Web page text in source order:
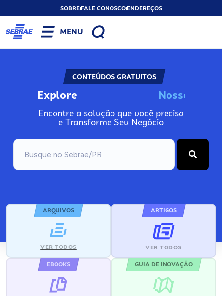
SOBREFALE CONOSCOENDEREÇOS
MENU
CONTEÚDOS GRATUITOS
Explore Nos
N
Encontre a solução que você precisa
e Transforme Seu Negócio
ARQUIVOS
VER TODOS
ARTIGOS
VER TODOS
EBOOKS GUIA DE INOVAÇÃO